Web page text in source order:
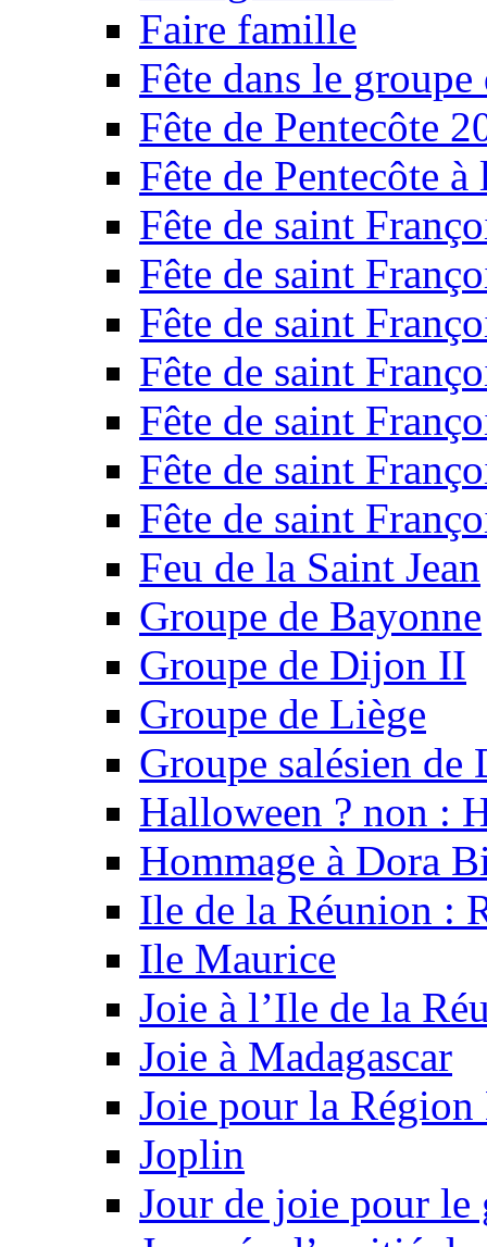
Faire famille
Fête dans le groupe
Fête de Pentecôte
Fête de Pentecôte
Fête de saint
Fête de saint
Fête de saint
Fête de saint
Fête de saint
Fête de saint
Fête de saint
Feu de la Saint Jean
Groupe de Bayonne
Groupe de Dijon II
Groupe de Liège
Groupe salésien de
Halloween ? non :
Hommage à Dora
Ile de la Réunion :
Ile Maurice
Joie à l’Ile de la
Joie à Madagascar
Joie pour la Région
Joplin
Jour de joie pour le